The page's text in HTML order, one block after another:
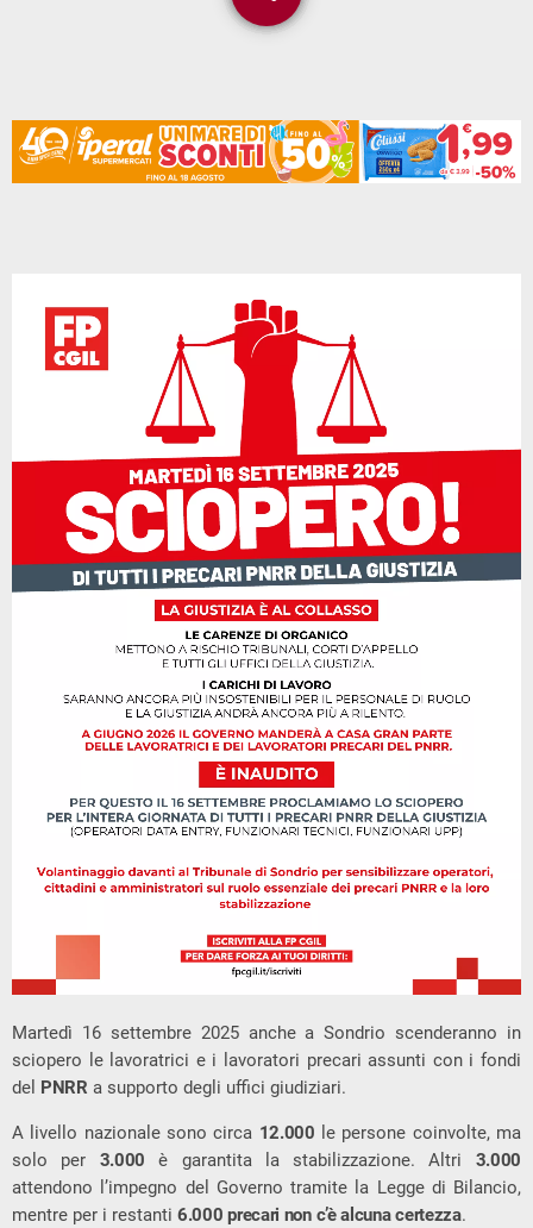
Martedì 16 settembre 2025 anche a Sondrio scenderanno in
sciopero le lavoratrici e i lavoratori precari assunti con i fondi
del PNRR a supporto degli uffici giudiziari.
A livello nazionale sono circa 12.000 le persone coinvolte, ma
solo per 3.000 è garantita la stabilizzazione. Altri 3.000
attendono l’impegno del Governo tramite la Legge di Bilancio,
mentre per i restanti 6.000 precari non c’è alcuna certezza.